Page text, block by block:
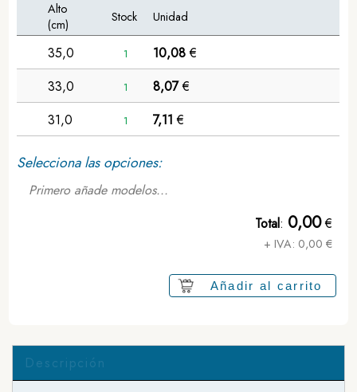
Alto
(cm)
Stock Unidad
35,0 1 10,08€
33,0
1 8,07€
31,0
1 7,11 €
Selecciona las opciones:
Primero añade modelos...
Total: 0,00€
+ IVA: 0,00 €
Añadir al carrito
Descripción